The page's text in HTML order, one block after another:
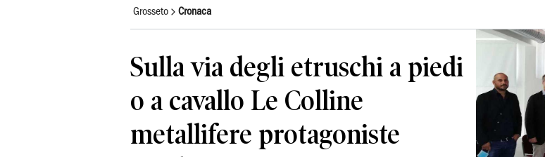
Grosseto Cronaca
Sulla via degli etruschi a piedi
o a cavallo Le Colline
metallifere protagoniste